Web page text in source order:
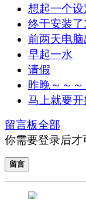
想起一个设
终于安装了
前两天电脑
早起一水
请假
昨晚～～
马上就要
留言板全部
你需要登录后才
留言